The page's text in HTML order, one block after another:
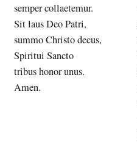
semper collaetemur.
Sit laus Deo Patri,
summo Christo decus,
Spiritui Sancto
tribus honor unus.
Amen.